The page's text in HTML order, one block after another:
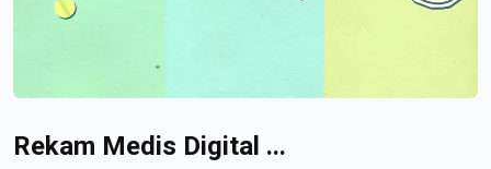
Rekam Medis Digital ...